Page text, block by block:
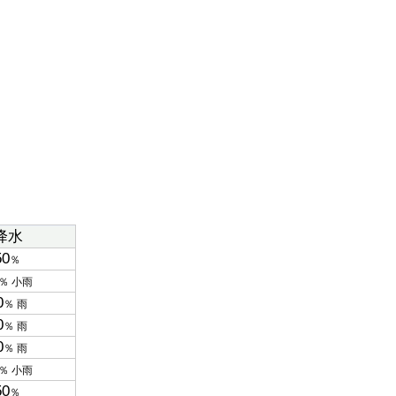
水
％
小雨
％ 雨
％ 雨
％ 雨
小雨
％